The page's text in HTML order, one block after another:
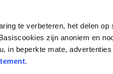
te verbeteren, het delen op
zijn anoniem en
in beperkte mate,
. is de drijfveer van onze
brengen met het talent van